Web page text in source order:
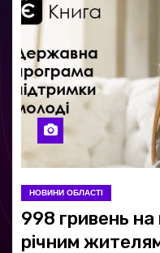
НОВИНИ ОБЛАСТІ
998 гривень
річним